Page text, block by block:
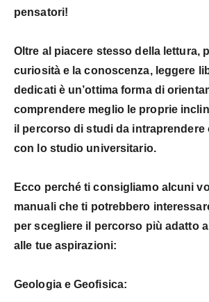
pensatori!
Oltre al piacere stesso della lettura,
curiosità e la conoscenza, leggere
dedicati è un’ottima forma di
comprendere meglio le proprie
il percorso di studi da intraprendere
con lo studio universitario.
Ecco perché ti consigliamo alcuni
manualiche ti potrebbero
per scegliere il percorso più adatto
alle tue aspirazioni:
Geologia e Geofisica: